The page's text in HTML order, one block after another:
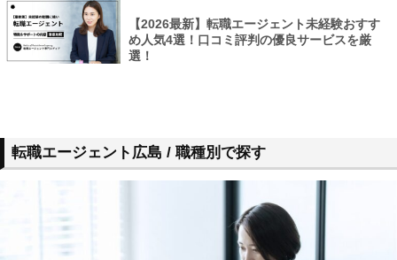
【2026最新】転職エージェント未経験おすす
め人気4選！口コミ評判の優良サービスを厳
選！
転職エージェント広島 / 職種別で探す